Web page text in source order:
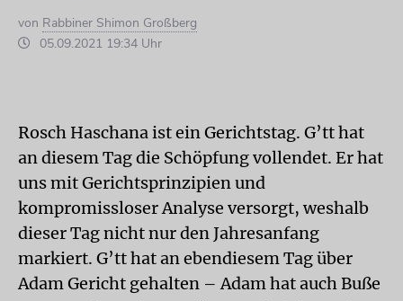
von Rabbiner Shimon Großberg
05.09.2021 19:34 Uhr
Rosch Haschana ist ein Gerichtstag. G’tt hat
an diesem Tag die Schöpfung vollendet. Er hat
uns mit Gerichtsprinzipien und
kompromissloser Analyse versorgt, weshalb
dieser Tag nicht nur den Jahresanfang
markiert. G’tt hat an ebendiesem Tag über
Adam Gericht gehalten – Adam hat auch Buße